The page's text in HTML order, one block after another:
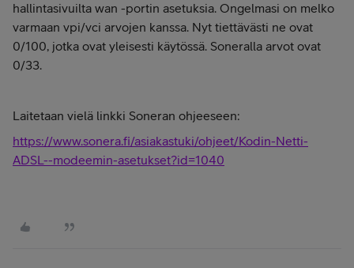
hallintasivuilta wan -portin asetuksia. Ongelmasi on melko
varmaan vpi/vci arvojen kanssa. Nyt tiettävästi ne ovat
0/100, jotka ovat yleisesti käytössä. Soneralla arvot ovat
0/33.
Laitetaan vielä linkki Soneran ohjeeseen:
https://www.sonera.fi/asiakastuki/ohjeet/Kodin-Netti-
ADSL--modeemin-asetukset?id=1040